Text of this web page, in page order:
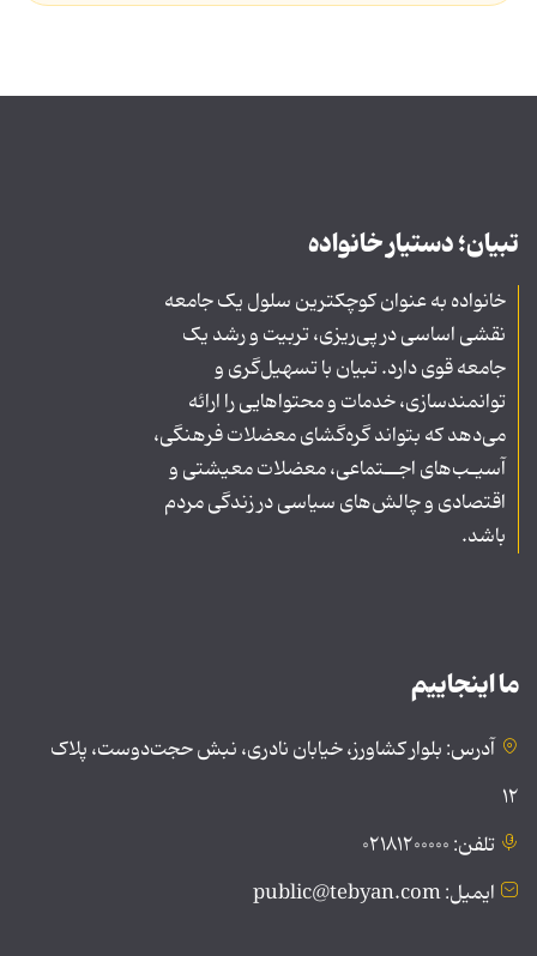
تبیان؛ دستیار خانواده
خانواده به عنوان کوچکترین سلول یک جامعه
نقشی اساسی در پی‌ریزی، تربیت و رشد یک
جامعه قوی دارد. تبیان با تسهیل‌گری و
توانمندسازی، خدمات و محتواهایی را ارائه
می‌دهد که بتواند گره‌گشای معضلات فرهنگی،
آسیـب‌های اجــتماعی، معضلات معیشتی و
اقتصادی و چالش‌های سیاسی در زندگی مردم
باشد.
ما اینجاییم
آدرس: بلوار کشاورز، خیابان نادری، نبش حجت‌دوست، پلاک
۱۲
تلفن: ۰۲۱۸۱۲۰۰۰۰۰
ایمیل: public@tebyan.com